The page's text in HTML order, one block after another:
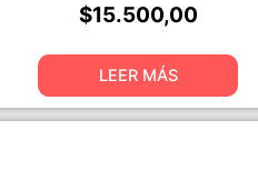
$15.500,00
LEER MÁS